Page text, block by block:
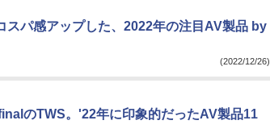
スパ感アップした、2022年の注目AV製品 by
(2022/12/26)
のTWS。'22年に印象的だったAV製品11